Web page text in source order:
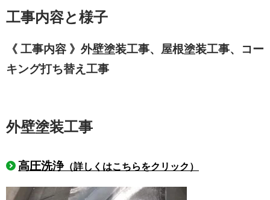
工事内容と様子
《 工事内容 》外壁塗装工事、屋根塗装工事、コー
キング打ち替え工事
外壁塗装工事
高圧洗浄（詳しくはこちらをクリック）